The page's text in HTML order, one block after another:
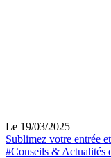
Le 19/03/2025
Sublimez votre entrée
#Conseils & Actualités